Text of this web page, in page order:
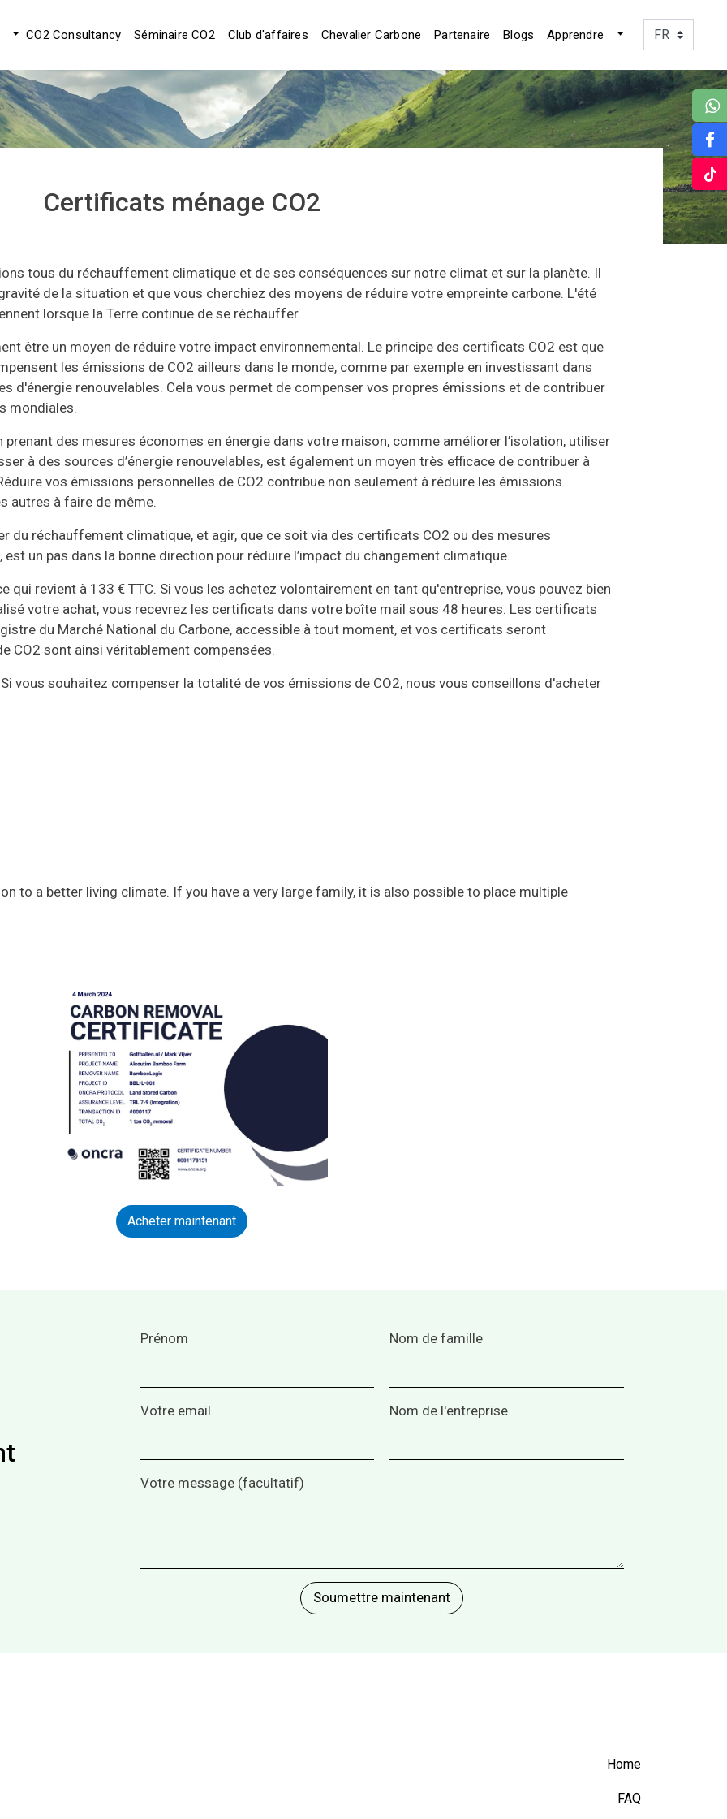
CO2 Consultancy Séminaire CO2 Club d'affaires Chevalier Carbone Partenaire Blogs Apprendre
Certificats ménage CO2
tous du réchauffement climatique et de ses conséquences sur notre climat et sur la planète. Il
de la situation et que vous cherchiez des moyens de réduire votre empreinte carbone. L'été
lorsque la Terre continue de se réchauffer.
être un moyen de réduire votre impact environnemental. Le principe des certificats CO2 est que
les émissions de CO2 ailleurs dans le monde, comme par exemple en investissant dans
d'énergie renouvelables. Cela vous permet de compenser vos propres émissions et de contribuer
mondiales.
prenant des mesures économes en énergie dans votre maison, comme améliorer l’isolation, utiliser
à des sources d’énergie renouvelables, est également un moyen très efficace de contribuer à
vos émissions personnelles de CO2 contribue non seulement à réduire les émissions
autres à faire de même.
du réchauffement climatique, et agir, que ce soit via des certificats CO2 ou des mesures
est un pas dans la bonne direction pour réduire l’impact du changement climatique.
qui revient à 133 € TTC. Si vous les achetez volontairement en tant qu'entreprise, vous pouvez bien
votre achat, vous recevrez les certificats dans votre boîte mail sous 48 heures. Les certificats
du Marché National du Carbone, accessible à tout moment, et vos certificats seront
CO2 sont ainsi véritablement compensées.
vous souhaitez compenser la totalité de vos émissions de CO2, nous vous conseillons d'acheter
to a better living climate. If you have a very large family, it is also possible to place multiple
Acheter maintenant
Prénom Nom de famille
Votre email Nom de l'entreprise
Votre message (facultatif)
Home
FAQ